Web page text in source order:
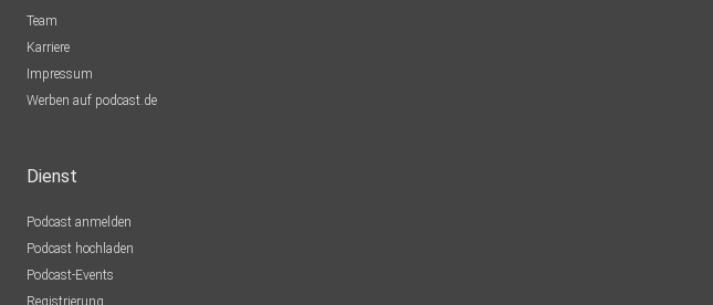
Team
Karriere
Impressum
Werben auf podcast.de
Dienst
Podcast anmelden
Podcast hochladen
Podcast-Events
Registrierung